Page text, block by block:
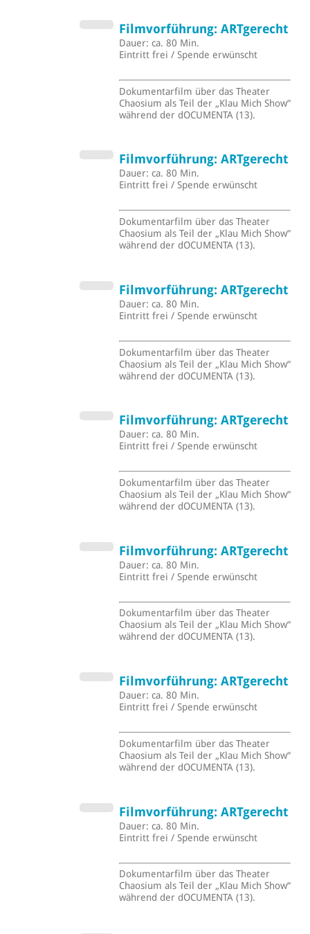
Filmvorführung: ARTgerecht
Dauer: ca. 80 Min.
Eintritt frei / Spende erwünscht
Dokumentarfilm über das Theater
Chaosium als Teil der „Klau Mich Show“
während der dOCUMENTA (13).
Filmvorführung: ARTgerecht
Dauer: ca. 80 Min.
Eintritt frei / Spende erwünscht
Dokumentarfilm über das Theater
Chaosium als Teil der „Klau Mich Show“
während der dOCUMENTA (13).
Filmvorführung: ARTgerecht
Dauer: ca. 80 Min.
Eintritt frei / Spende erwünscht
Dokumentarfilm über das Theater
Chaosium als Teil der „Klau Mich Show“
während der dOCUMENTA (13).
Filmvorführung: ARTgerecht
Dauer: ca. 80 Min.
Eintritt frei / Spende erwünscht
Dokumentarfilm über das Theater
Chaosium als Teil der „Klau Mich Show“
während der dOCUMENTA (13).
Filmvorführung: ARTgerecht
Dauer: ca. 80 Min.
Eintritt frei / Spende erwünscht
Dokumentarfilm über das Theater
Chaosium als Teil der „Klau Mich Show“
während der dOCUMENTA (13).
Filmvorführung: ARTgerecht
Dauer: ca. 80 Min.
Eintritt frei / Spende erwünscht
Dokumentarfilm über das Theater
Chaosium als Teil der „Klau Mich Show“
während der dOCUMENTA (13).
Filmvorführung: ARTgerecht
Dauer: ca. 80 Min.
Eintritt frei / Spende erwünscht
Dokumentarfilm über das Theater
Chaosium als Teil der „Klau Mich Show“
während der dOCUMENTA (13).